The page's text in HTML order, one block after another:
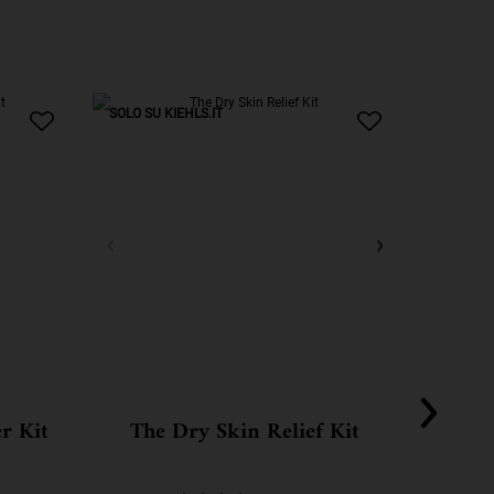
Kit
SOLO SU KIEHLS.IT
The Dry Skin Relief Kit